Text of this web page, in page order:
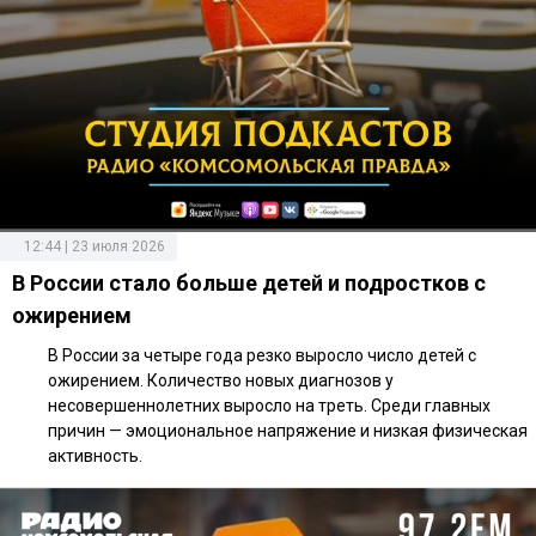
12:44 | 23 июля 2026
В России стало больше детей и подростков с
ожирением
В России за четыре года резко выросло число детей с
ожирением. Количество новых диагнозов у
несовершеннолетних выросло на треть. Среди главных
причин — эмоциональное напряжение и низкая физическая
активность.